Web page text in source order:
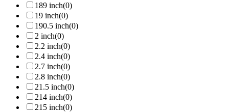
189 inch(0)
19 inch(0)
190.5 inch(0)
2 inch(0)
2.2 inch(0)
2.4 inch(0)
2.7 inch(0)
2.8 inch(0)
21.5 inch(0)
214 inch(0)
215 inch(0)